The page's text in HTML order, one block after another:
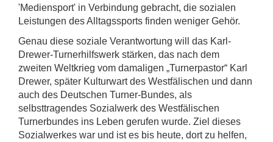
'Mediensport' in Verbindung gebracht, die sozialen
Leistungen des Alltagssports finden weniger Gehör.
Genau diese soziale Verantwortung will das Karl-
Drewer-Turnerhilfswerk stärken, das nach dem
zweiten Weltkrieg vom damaligen „Turnerpastor“ Karl
Drewer, später Kulturwart des Westfälischen und dann
auch des Deutschen Turner-Bundes, als
selbsttragendes Sozialwerk des Westfälischen
Turnerbundes ins Leben gerufen wurde. Ziel dieses
Sozialwerkes war und ist es bis heute, dort zu helfen,